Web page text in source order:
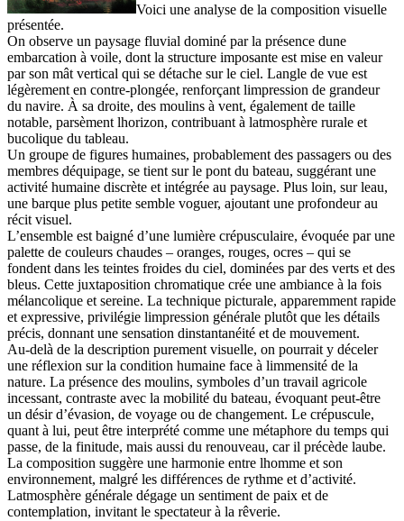
Voici une analyse de la composition visuelle
présentée.
On observe un paysage fluvial dominé par la présence dune
embarcation à voile, dont la structure imposante est mise en valeur
par son mât vertical qui se détache sur le ciel. Langle de vue est
légèrement en contre-plongée, renforçant limpression de grandeur
du navire. À sa droite, des moulins à vent, également de taille
notable, parsèment lhorizon, contribuant à latmosphère rurale et
bucolique du tableau.
Un groupe de figures humaines, probablement des passagers ou des
membres déquipage, se tient sur le pont du bateau, suggérant une
activité humaine discrète et intégrée au paysage. Plus loin, sur leau,
une barque plus petite semble voguer, ajoutant une profondeur au
récit visuel.
L’ensemble est baigné d’une lumière crépusculaire, évoquée par une
palette de couleurs chaudes – oranges, rouges, ocres – qui se
fondent dans les teintes froides du ciel, dominées par des verts et des
bleus. Cette juxtaposition chromatique crée une ambiance à la fois
mélancolique et sereine. La technique picturale, apparemment rapide
et expressive, privilégie limpression générale plutôt que les détails
précis, donnant une sensation dinstantanéité et de mouvement.
Au-delà de la description purement visuelle, on pourrait y déceler
une réflexion sur la condition humaine face à limmensité de la
nature. La présence des moulins, symboles d’un travail agricole
incessant, contraste avec la mobilité du bateau, évoquant peut-être
un désir d’évasion, de voyage ou de changement. Le crépuscule,
quant à lui, peut être interprété comme une métaphore du temps qui
passe, de la finitude, mais aussi du renouveau, car il précède laube.
La composition suggère une harmonie entre lhomme et son
environnement, malgré les différences de rythme et d’activité.
Latmosphère générale dégage un sentiment de paix et de
contemplation, invitant le spectateur à la rêverie.